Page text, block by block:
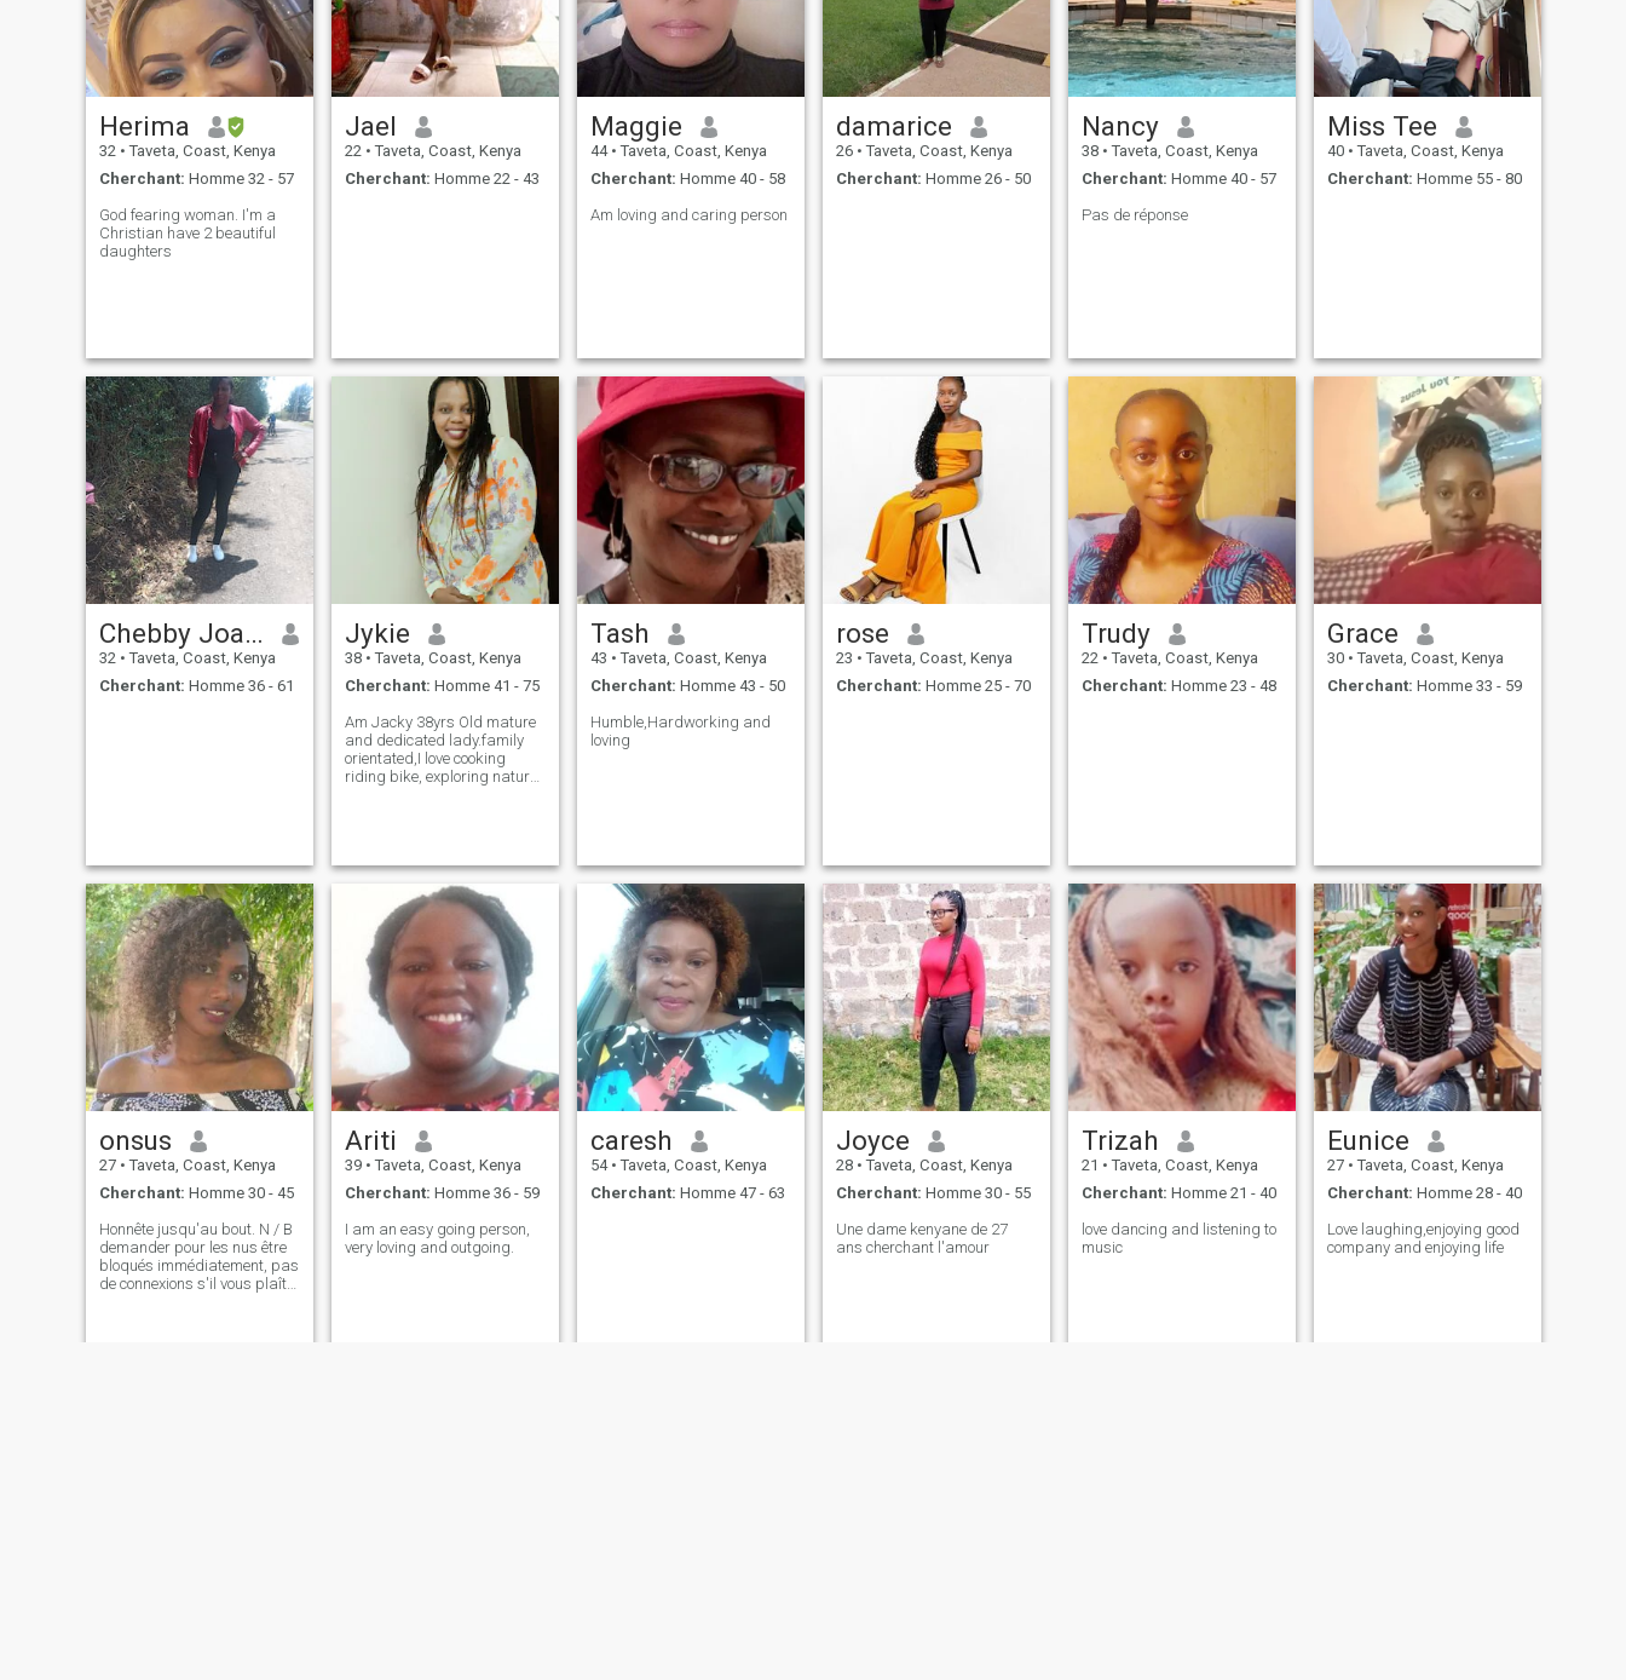
Herima
32 • Taveta, Coast, Kenya
Cherchant: Homme 32 - 57
God fearing woman. I'm a
Christian have 2 beautiful
daughters
Jael
22 • Taveta, Coast, Kenya
Cherchant: Homme 22 - 43
Maggie
44 • Taveta, Coast, Kenya
Cherchant: Homme 40 - 58
Am loving and caring person
damarice
26 • Taveta, Coast, Kenya
Cherchant: Homme 26 - 50
Nancy
38 • Taveta, Coast, Kenya
Cherchant: Homme 40 - 57
Pas de réponse
Miss Tee
40 • Taveta, Coast, Kenya
Cherchant: Homme 55 - 80
Chebby Joann
32 • Taveta, Coast, Kenya
Cherchant: Homme 36 - 61
Jykie
38 • Taveta, Coast, Kenya
Cherchant: Homme 41 - 75
Am Jacky 38yrs Old mature
and dedicated lady.family
orientated,I love cooking
riding bike, exploring nature.I
Mature MAN
Tash
43 • Taveta, Coast, Kenya
Cherchant: Homme 43 - 50
Humble,Hardworking and
loving
rose
23 • Taveta, Coast, Kenya
Cherchant: Homme 25 - 70
Trudy
22 • Taveta, Coast, Kenya
Cherchant: Homme 23 - 48
Grace
30 • Taveta, Coast, Kenya
Cherchant: Homme 33 - 59
onsus
27 • Taveta, Coast, Kenya
Cherchant: Homme 30 - 45
Honnête jusqu'au bout. N / B
demander pour les nus être
bloqués immédiatement, pas
de connexions s'il vous plaît.
Ariti
39 • Taveta, Coast, Kenya
Cherchant: Homme 36 - 59
I am an easy going person,
very loving and outgoing.
caresh
54 • Taveta, Coast, Kenya
Cherchant: Homme 47 - 63
Joyce
28 • Taveta, Coast, Kenya
Cherchant: Homme 30 - 55
Une dame kenyane de 27
ans cherchant l'amour
Trizah
21 • Taveta, Coast, Kenya
Cherchant: Homme 21 - 40
love dancing and listening to
music
Eunice
27 • Taveta, Coast, Kenya
Cherchant: Homme 28 - 40
Love laughing,enjoying good
company and enjoying life